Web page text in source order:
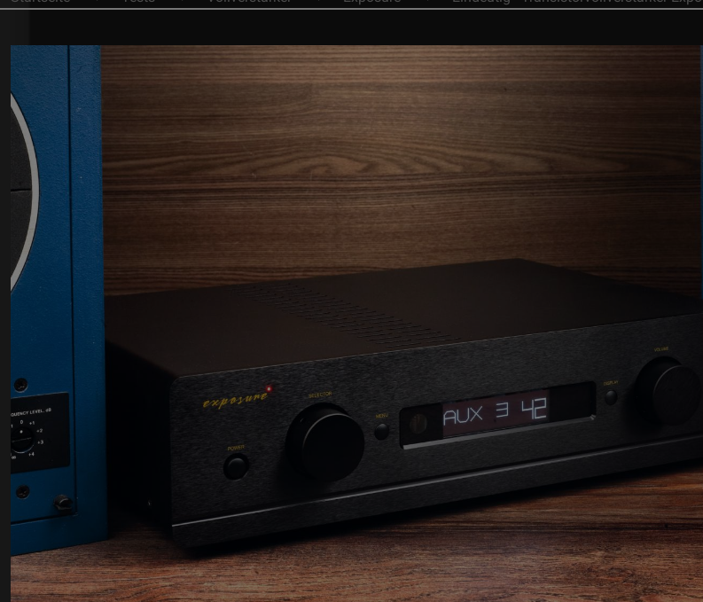
NEWS:
NEWS:
AIR TIGHT aus Japan
NEWS:
PHONOSOPHIE-
NEWS:
Skandinavische
LP Product